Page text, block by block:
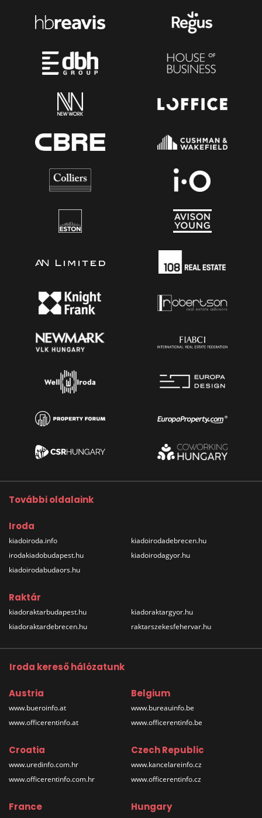
További oldalaink
Iroda
kiadoiroda.info
irodakiadobudapest.hu
kiadoirodabudaors.hu
kiadoirodadebrecen.hu
kiadoirodagyor.hu
Raktár
kiadoraktarbudapest.hu
kiadoraktardebrecen.hu
kiadoraktargyor.hu
raktarszekesfehervar.hu
Iroda kereső hálózatunk
Austria
www.bueroinfo.at
www.officerentinfo.at
Belgium
www.bureauinfo.be
www.officerentinfo.be
Croatia
www.uredinfo.com.hr
www.officerentinfo.com.hr
Czech Republic
www.kancelareinfo.cz
www.officerentinfo.cz
France Hungary